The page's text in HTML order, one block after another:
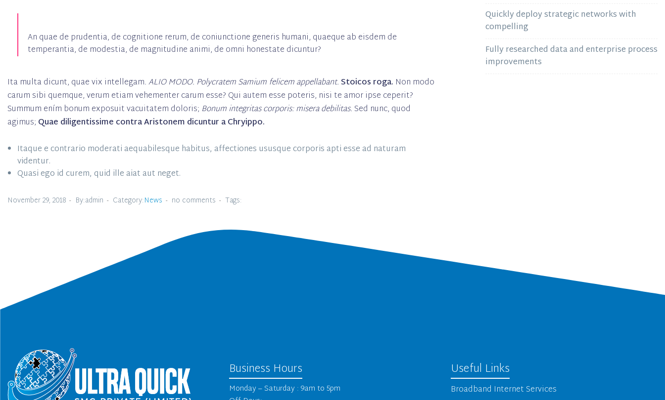
An quae de prudentia, de cognitione rerum, de coniunctione generis humani, quaeque ab eisdem de
temperantia, de modestia, de magnitudine animi, de omni honestate dicuntur?
Ita multa dicunt, quae vix intellegam.ALIO MODO. Polycratem Samium felicem appellabant.Stoicos roga. Non modo
carum sibi quemque, verum etiam vehementer carum esse? Qui autem esse poteris, nisi te amor ipse ceperit?
Summum ením bonum exposuit vacuitatem doloris; Bonum integritas corporis: misera debilitas.Sed nunc, quod
agimus; Quae diligentissime contra Aristonem dicuntur a Chryippo.
Itaque e contrario moderati aequabilesque habitus, affectiones ususque corporis apti esse ad naturam
videntur.
Quasi ego id curem, quid ille aiat aut neget.
November 29, 2018 By:admin Category:News no comments Tags:
Quickly deploy strategic networks with
compelling
Fully researched data and enterprise process
improvements
Business Hours
Monday – Saturday : 9am to 5pm
Useful Links
Broadband Internet Services